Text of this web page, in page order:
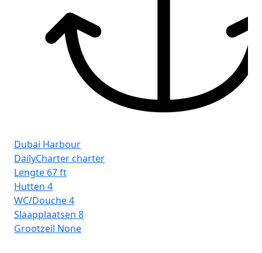
Dubai Harbour
DailyCharter charter
Lengte 67 ft
Hutten 4
WC/Douche4
Slaapplaatsen 8
Grootzeil None